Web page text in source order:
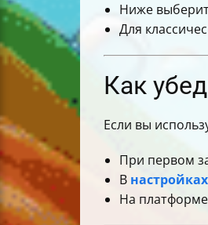
Ниже
Для
Как
Если вы
При первом
В
На